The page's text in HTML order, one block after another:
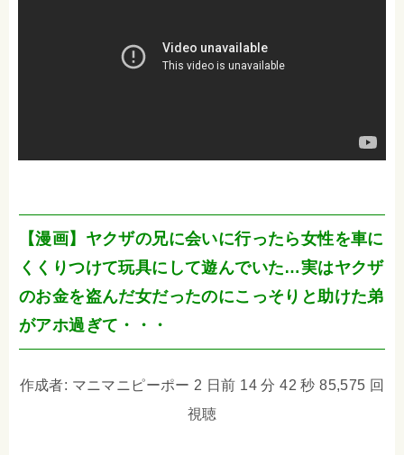
【漫画】ヤクザの兄に会いに行ったら女性を車に
くくりつけて玩具にして遊んでいた…実はヤクザ
のお金を盗んだ女だったのにこっそりと助けた弟
がアホ過ぎて・・・
作成者: マニマニピーポー 2 日前 14 分 42 秒 85,575 回
視聴